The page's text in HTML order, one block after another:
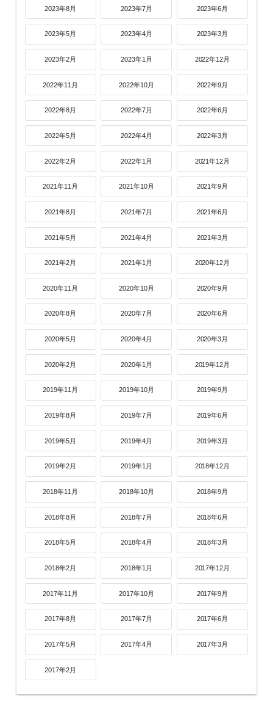
2023年8月 2023年7月 2023年6月
2023年5月 2023年4月 2023年3月
2023年2月 2023年1月 2022年12月
2022年11月 2022年10月 2022年9月
2022年8月 2022年7月 2022年6月
2022年5月 2022年4月 2022年3月
2022年2月 2022年1月 2021年12月
2021年11月 2021年10月 2021年9月
2021年8月 2021年7月 2021年6月
2021年5月 2021年4月 2021年3月
2021年2月 2021年1月 2020年12月
2020年11月 2020年10月 2020年9月
2020年8月 2020年7月 2020年6月
2020年5月 2020年4月 2020年3月
2020年2月 2020年1月 2019年12月
2019年11月 2019年10月 2019年9月
2019年8月 2019年7月 2019年6月
2019年5月 2019年4月 2019年3月
2019年2月 2019年1月 2018年12月
2018年11月 2018年10月 2018年9月
2018年8月 2018年7月 2018年6月
2018年5月 2018年4月 2018年3月
2018年2月 2018年1月 2017年12月
2017年11月 2017年10月 2017年9月
2017年8月 2017年7月 2017年6月
2017年5月 2017年4月 2017年3月
2017年2月